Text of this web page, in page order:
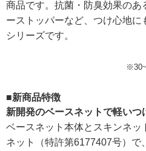
商品です。抗菌・防臭効果の
ーストッパーなど、つけ心地
シリーズです。
■新商品特徴
新開発のベースネットで軽いつ
ベースネット本体とスキンネッ
ネット（特許第6177407号）で